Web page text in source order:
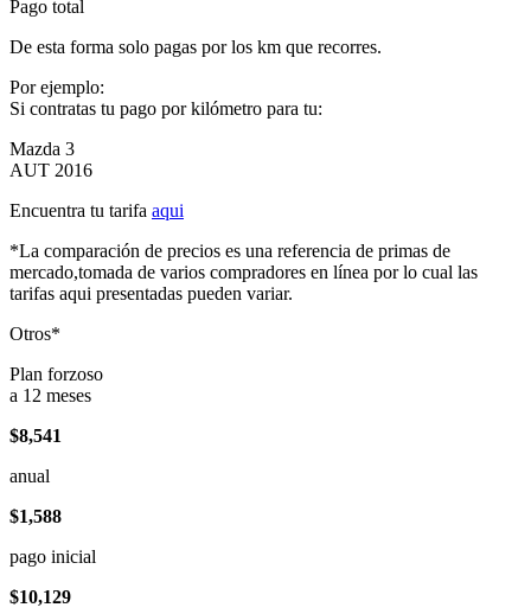
Pago total
De esta forma solo pagas por los km que recorres.
Por ejemplo:
Si contratas tu pago por kilómetro para tu:
Mazda 3
AUT 2016
Encuentra tu tarifa aqui
*La comparación de precios es una referencia de primas de
mercado,tomada de varios compradores en línea por lo cual las
tarifas aqui presentadas pueden variar.
Otros*
Plan forzoso
a 12 meses
$8,541
anual
$1,588
pago inicial
$10,129